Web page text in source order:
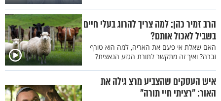
הרב זמיר כהן: למה צריך להרוג בעלי חיים
בשביל לאכול אותם?
האם שאלת אי פעם את האריה, למה הוא טורף
זברה? ואיך זה מתקשר לתורת הגזע הנאצית?
איש העסקים שהצביע מרצ גילה את
האור: "רציתי חיי תורה"